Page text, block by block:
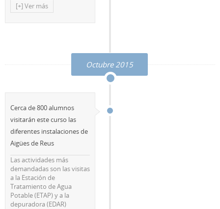
[+] Ver más
Octubre 2015
Cerca de 800 alumnos
visitarán este curso las
diferentes instalaciones de
Aigües de Reus
Las actividades más
demandadas son las visitas
a la Estación de
Tratamiento de Agua
Potable (ETAP) y a la
depuradora (EDAR)